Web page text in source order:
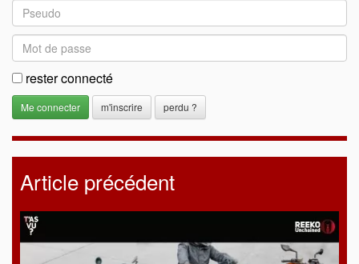
rester connecté
m'inscrire perdu ?
Article précédent